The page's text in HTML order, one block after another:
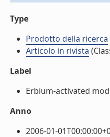
Type
Prodotto della ricerca
Articolo in rivista
Label
Erbium-activated
Anno
2006-01-